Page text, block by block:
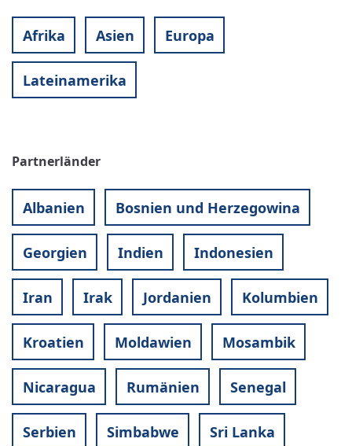
Afrika Asien Europa
Lateinamerika
Partnerländer
Albanien Bosnien und Herzegowina
Georgien Indien Indonesien
Iran Irak Jordanien Kolumbien
Kroatien Moldawien Mosambik
Nicaragua Rumänien Senegal
Serbien Simbabwe Sri Lanka